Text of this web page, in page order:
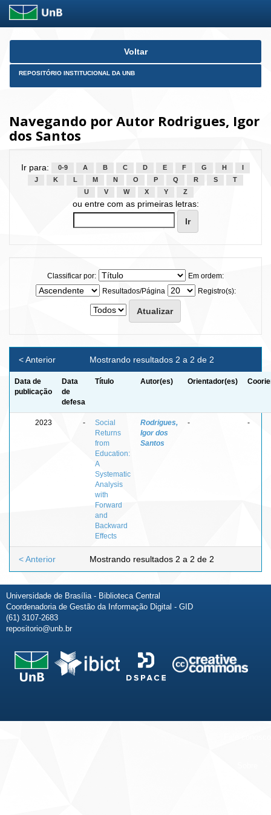
Skip
Voltar
REPOSITÓRIO INSTITUCIONAL DA UNB
Navegando por Autor Rodrigues, Igor
dos Santos
Ir para: 0-9 A B C D E F G H
J
K L M N O P Q R S
T
U
V W X Y Z
ou entre com as primeiras letras:
Classificar por:
Em ordem:
Resultados/Página
Registro(s):
Mostrando resultados 2 a 2 de 2
< Anterior
Data de
publicação
Data
de
defesa
Título Autor(es) Orientador(es)
2023 -
Social
Returns
from
Education:
A
Systematic
Analysis
with
Forward
and
Backward
Effects
Rodrigues,
Igor dos
Santos
- -
Mostrando resultados 2 a 2 de 2
< Anterior
Universidade de Brasília - Biblioteca Central
Coordenadoria de Gestão da Informação Digital - GID
(61) 3107-2683
repositorio@unb.br